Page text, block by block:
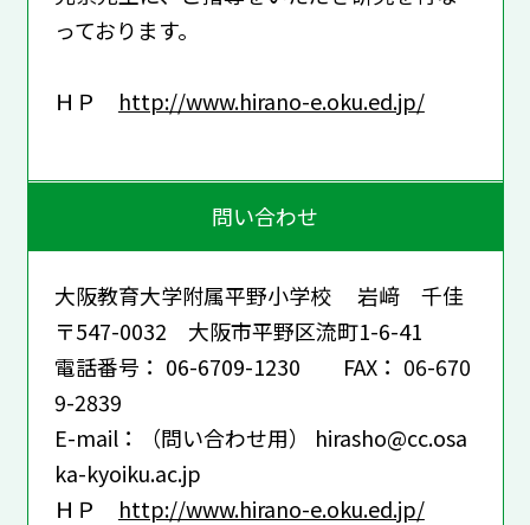
っております。
ＨＰ http://www.hirano-e.oku.ed.jp/
問い合わせ
大阪教育大学附属平野小学校 岩﨑 千佳
〒547-0032 大阪市平野区流町1-6-41
電話番号： 06-6709-1230 FAX： 06-670
9-2839
E-mail：（問い合わせ用） hirasho@cc.osa
ka-kyoiku.ac.jp
ＨＰ http://www.hirano-e.oku.ed.jp/